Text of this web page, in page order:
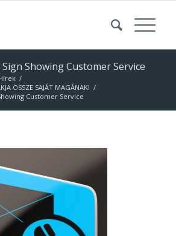
Showing Customer Service
/
ÖSSZE SAJÁT MAGÁNAK! /
Customer Service